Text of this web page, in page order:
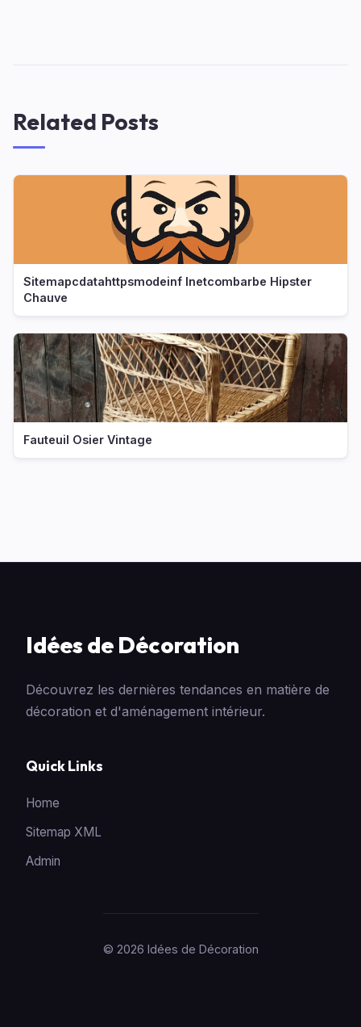
Related Posts
Sitemapcdatahttpsmodeinf Inetcombarbe Hipster
Chauve
Fauteuil Osier Vintage
Idées de Décoration
Découvrez les dernières tendances en matière de
décoration et d'aménagement intérieur.
Quick Links
Home
Sitemap XML
Admin
© 2026 Idées de Décoration